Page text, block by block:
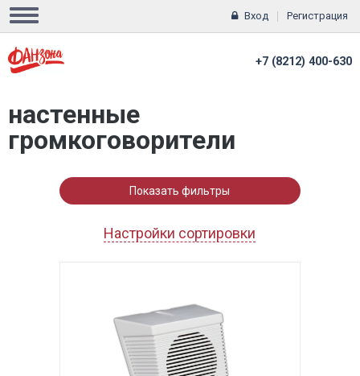
Вход Регистрация
+7 (8212) 400-630
настенные
громкоговорители
Показать фильтры
Настройки сортировки